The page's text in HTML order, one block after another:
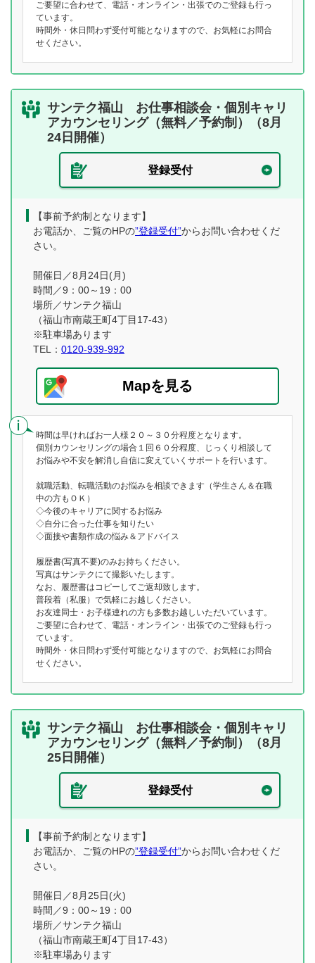
ご要望に合わせて、電話・オンライン・出張でのご登録も行っ
ています。
時間外・休日問わず受付可能となりますので、お気軽にお問合
せください。
サンテク福山 お仕事相談会・個別キャリ
アカウンセリング（無料／予約制）（8月
24日開催）
登録受付
【事前予約制となります】
お電話か、ご覧のHPの”登録受付”からお問い合わせくだ
さい。
開催日／8月24日(月)
時間／9：00～19：00
場所／サンテク福山
（福山市南蔵王町4丁目17-43）
※駐車場あります
TEL： 0120-939-992
Mapを見る
時間は早ければお一人様２０～３０分程度となります。
個別カウンセリングの場合１回６０分程度、じっくり相談して
お悩みや不安を解消し自信に変えていくサポートを行います。
就職活動、転職活動のお悩みを相談できます（学生さん＆在職
中の方もＯＫ）
◇今後のキャリアに関するお悩み
◇自分に合った仕事を知りたい
◇面接や書類作成の悩み＆アドバイス
履歴書(写真不要)のみお持ちください。
写真はサンテクにて撮影いたします。
なお、履歴書はコピーしてご返却致します。
普段着（私服）で気軽にお越しください。
お友達同士・お子様連れの方も多数お越しいただいています。
ご要望に合わせて、電話・オンライン・出張でのご登録も行っ
ています。
時間外・休日問わず受付可能となりますので、お気軽にお問合
せください。
サンテク福山 お仕事相談会・個別キャリ
アカウンセリング（無料／予約制）（8月
25日開催）
登録受付
【事前予約制となります】
お電話か、ご覧のHPの”登録受付”からお問い合わせくだ
さい。
開催日／8月25日(火)
時間／9：00～19：00
場所／サンテク福山
（福山市南蔵王町4丁目17-43）
※駐車場あります